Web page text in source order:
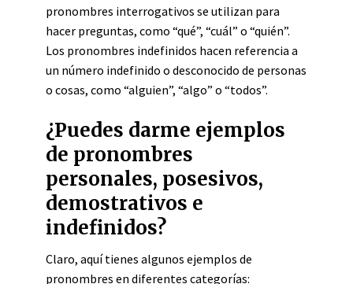
pronombres interrogativos se utilizan para
hacer preguntas, como “qué”, “cuál” o “quién”.
Los pronombres indefinidos hacen referencia a
un número indefinido o desconocido de personas
o cosas, como “alguien”, “algo” o “todos”.
¿Puedes darme ejemplos
de pronombres
personales, posesivos,
demostrativos e
indefinidos?
Claro, aquí tienes algunos ejemplos de
pronombres en diferentes categorías: